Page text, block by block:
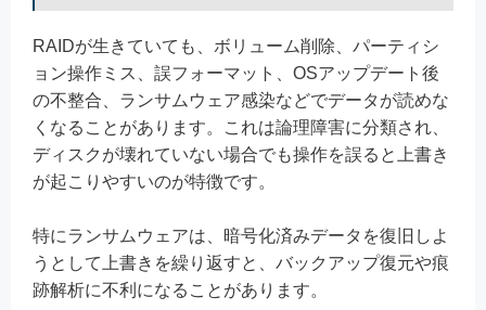
RAIDが生きていても、ボリューム削除、パーティシ
ョン操作ミス、誤フォーマット、OSアップデート後
の不整合、ランサムウェア感染などでデータが読めな
くなることがあります。これは論理障害に分類され、
ディスクが壊れていない場合でも操作を誤ると上書き
が起こりやすいのが特徴です。
特にランサムウェアは、暗号化済みデータを復旧しよ
うとして上書きを繰り返すと、バックアップ復元や痕
跡解析に不利になることがあります。